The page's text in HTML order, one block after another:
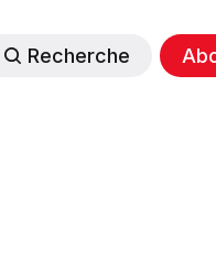
Recherche